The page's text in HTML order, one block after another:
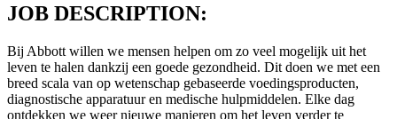
JOB DESCRIPTION:
Bij Abbott willen we mensen helpen om zo veel mogelijk uit het
leven te halen dankzij een goede gezondheid. Dit doen we met een
breed scala van op wetenschap gebaseerde voedingsproducten,
diagnostische apparatuur en medische hulpmiddelen. Elke dag
ontdekken we weer nieuwe manieren om het leven verder te